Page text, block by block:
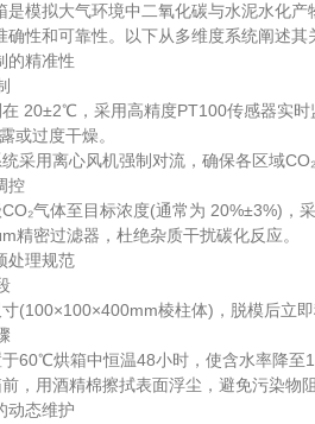
拟大气环境中二氧化碳与水泥水化产
确性和可靠性。以下从多维度系统阐述其
精准性
，采用高精度PT100传感器实时
或过度干燥。
用离心风机强制对流，确保各区域
控
气体至目标浓度(通常为 20%±3%)，
密过滤器，杜绝杂质干扰碳化反应。
理规范
棱柱体)，脱模后立即
烘箱中恒温48小时，使含水率降至
用酒精棉擦拭表面浮尘，避免污染物
态维护